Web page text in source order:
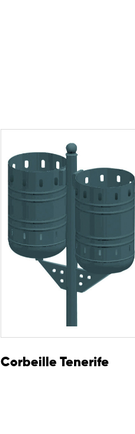
Corbeille Tenerife